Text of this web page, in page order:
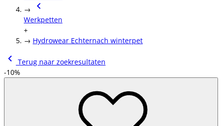
→
Werkpetten
+
→ Hydrowear Echternach winterpet
Terug naar zoekresultaten
-10%